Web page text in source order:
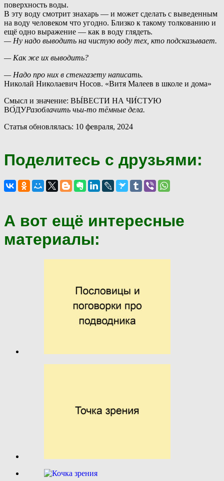
поверхность воды.
В эту воду смотрит знахарь — и может сделать с выведенным
на воду человеком что угодно. Близко к такому толкованию и
ещё одно выражение — как в воду глядеть.
— Ну надо выводить на чистую воду тех, кто подсказывает.
— Как же их выводить?
— Надо про них в стенгазету написать.
Николай Николаевич Носов. «Витя Малеев в школе и дома»
Смысл и значение: ВЫ́ВЕСТИ НА ЧИ́СТУЮ
ВО́ДУРазоблачить чьи-то тёмные дела.
Статья обновлялась: 10 февраля, 2024
Поделитесь с друзьями:
А вот ещё интересные
материалы: